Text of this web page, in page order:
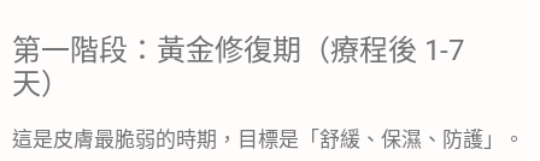
第一階段：黃金修復期（療程後 1-7
天）
這是皮膚最脆弱的時期，目標是「舒緩、保濕、防護」。